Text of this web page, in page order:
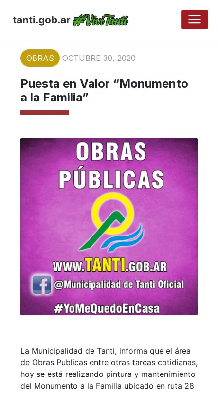
tanti.gob.ar
OBRAS OCTUBRE 30, 2020
Puesta en Valor “Monumento
a la Familia”
La Municipalidad de Tanti, informa que el área
de Obras Publicas entre otras tareas cotidianas,
hoy se está realizando pintura y mantenimiento
del Monumento a la Familia ubicado en ruta 28